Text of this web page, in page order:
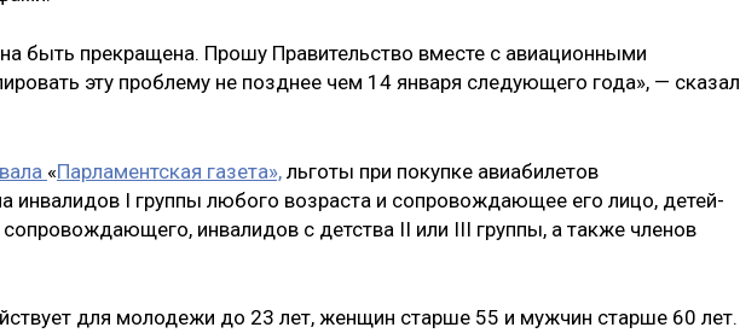
быть прекращена. Прошу Правительство вместе с авиационными
эту проблему не позднее чем 14 января следующего года», — сказал
«Парламентская газета», льготы при покупке авиабилетов
инвалидов I группы любого возраста и сопровождающее его лицо, детей-
инвалидов с детства II или III группы, а также членов
для молодежи до 23 лет, женщин старше 55 и мужчин старше 60 лет.